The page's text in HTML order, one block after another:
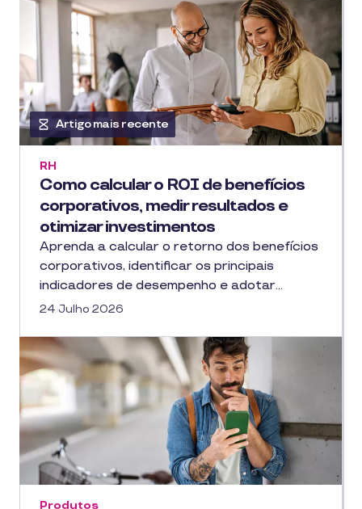
Artigo mais recente
Como calcular o ROI de benefícios
corporativos, medir resultados e
otimizar investimentos
RH
Aprenda a calcular o retorno dos benefícios
corporativos, identificar os principais
indicadores de desempenho e adotar…
24 Julho 2026
Produtos